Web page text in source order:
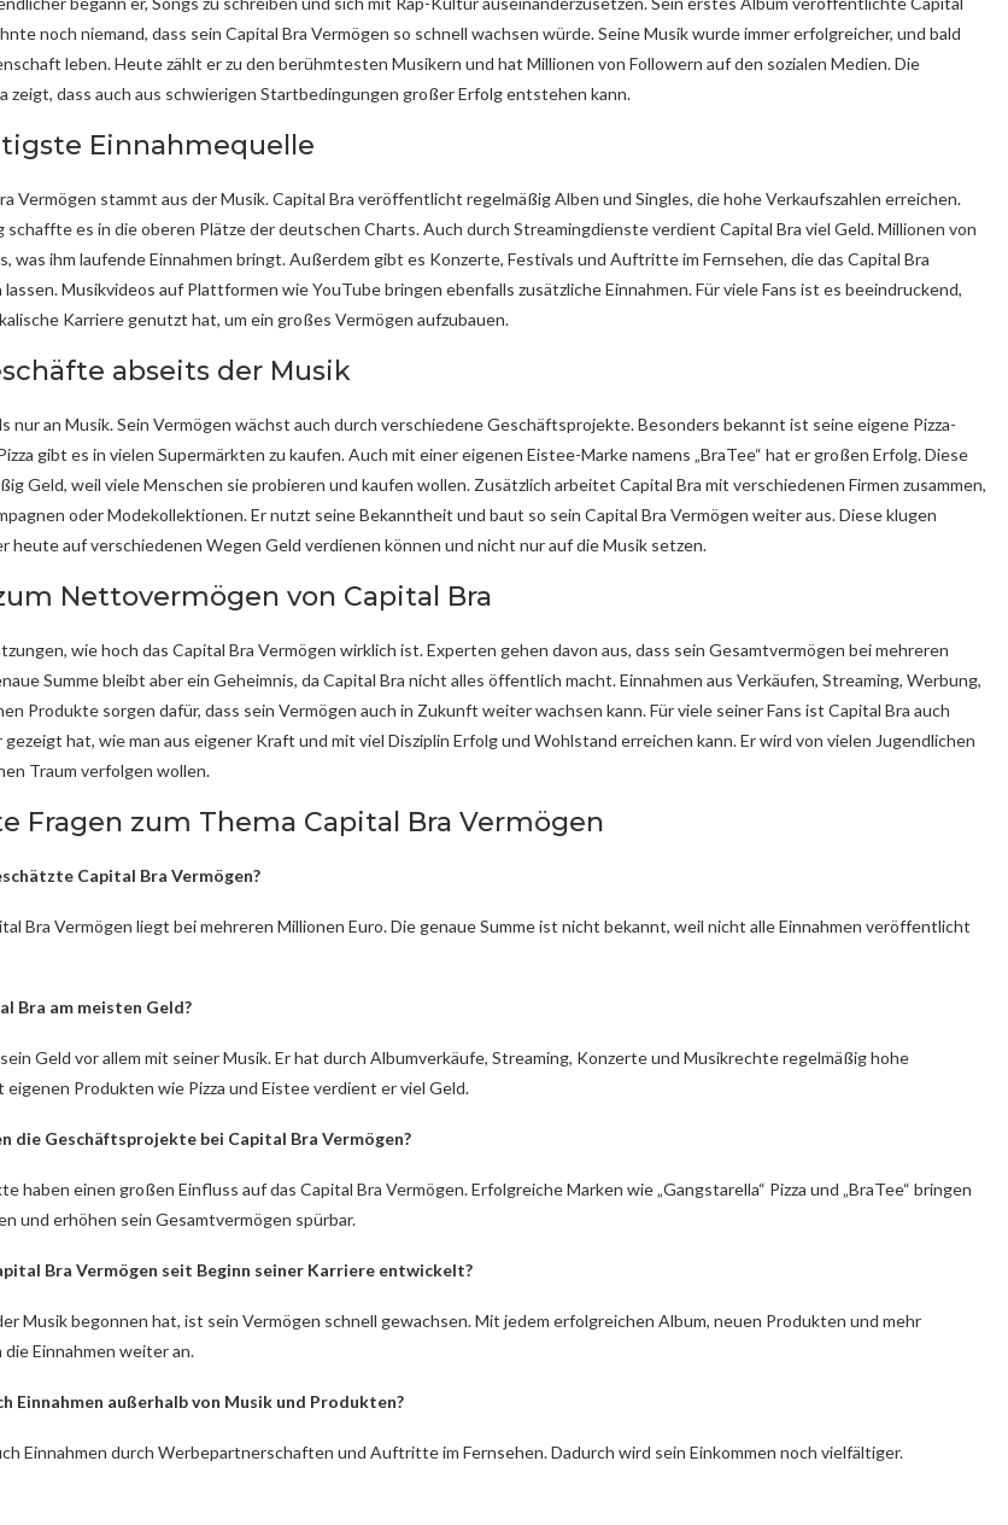
noch niemand, dass sein Capital Bra Vermögen so schnell wachsen würde. Seine Musik wurde immer erfolgreicher, und bald
leben. Heute zählt er zu den berühmtesten Musikern und hat Millionen von Followern auf den sozialen Medien. Die
zeigt, dass auch aus schwierigen Startbedingungen großer Erfolg entstehen kann.
Einnahmequelle
Vermögen stammt aus der Musik. Capital Bra veröffentlicht regelmäßig Alben und Singles, die hohe Verkaufszahlen erreichen.
es in die oberen Plätze der deutschen Charts. Auch durch Streamingdienste verdient Capital Bra viel Geld. Millionen von
was ihm laufende Einnahmen bringt. Außerdem gibt es Konzerte, Festivals und Auftritte im Fernsehen, die das Capital Bra
Musikvideos auf Plattformen wie YouTube bringen ebenfalls zusätzliche Einnahmen. Für viele Fans ist es beeindruckend,
Karriere genutzt hat, um ein großes Vermögen aufzubauen.
abseits der Musik
nur an Musik. Sein Vermögen wächst auch durch verschiedene Geschäftsprojekte. Besonders bekannt ist seine eigene Pizza-
gibt es in vielen Supermärkten zu kaufen. Auch mit einer eigenen Eistee-Marke namens „BraTee“ hat er großen Erfolg. Diese
Geld, weil viele Menschen sie probieren und kaufen wollen. Zusätzlich arbeitet Capital Bra mit verschiedenen Firmen zusammen,
oder Modekollektionen. Er nutzt seine Bekanntheit und baut so sein Capital Bra Vermögen weiter aus. Diese klugen
heute auf verschiedenen Wegen Geld verdienen können und nicht nur auf die Musik setzen.
Nettovermögen von Capital Bra
wie hoch das Capital Bra Vermögen wirklich ist. Experten gehen davon aus, dass sein Gesamtvermögen bei mehreren
Summe bleibt aber ein Geheimnis, da Capital Bra nicht alles öffentlich macht. Einnahmen aus Verkäufen, Streaming, Werbung,
Produkte sorgen dafür, dass sein Vermögen auch in Zukunft weiter wachsen kann. Für viele seiner Fans ist Capital Bra auch
gezeigt hat, wie man aus eigener Kraft und mit viel Disziplin Erfolg und Wohlstand erreichen kann. Er wird von vielen Jugendlichen
Traum verfolgen wollen.
Fragen zum Thema Capital Bra Vermögen
Capital Bra Vermögen?
Bra Vermögen liegt bei mehreren Millionen Euro. Die genaue Summe ist nicht bekannt, weil nicht alle Einnahmen veröffentlicht
Bra am meisten Geld?
Geld vor allem mit seiner Musik. Er hat durch Albumverkäufe, Streaming, Konzerte und Musikrechte regelmäßig hohe
eigenen Produkten wie Pizza und Eistee verdient er viel Geld.
die Geschäftsprojekte bei Capital Bra Vermögen?
haben einen großen Einfluss auf das Capital Bra Vermögen. Erfolgreiche Marken wie „Gangstarella“ Pizza und „BraTee“ bringen
und erhöhen sein Gesamtvermögen spürbar.
Bra Vermögen seit Beginn seiner Karriere entwickelt?
Musik begonnen hat, ist sein Vermögen schnell gewachsen. Mit jedem erfolgreichen Album, neuen Produkten und mehr
Einnahmen weiter an.
Einnahmen außerhalb von Musik und Produkten?
Einnahmen durch Werbepartnerschaften und Auftritte im Fernsehen. Dadurch wird sein Einkommen noch vielfältiger.